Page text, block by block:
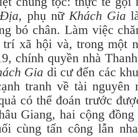
phụ nữKhách Gia
bó chân. Làm việc
xã hội và, trong một
chính quyền nhà
Gia di cư đến các
tranh về tài nguyên
có thể đoán trước
Giang, hai cộng
cùng tấn công lẫn